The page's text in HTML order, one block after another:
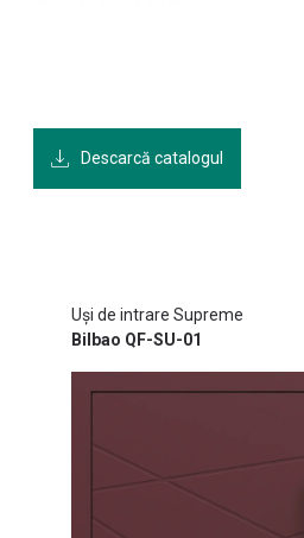
Descarcă catalogul
Uși de intrare Supreme
Bilbao QF-SU-01